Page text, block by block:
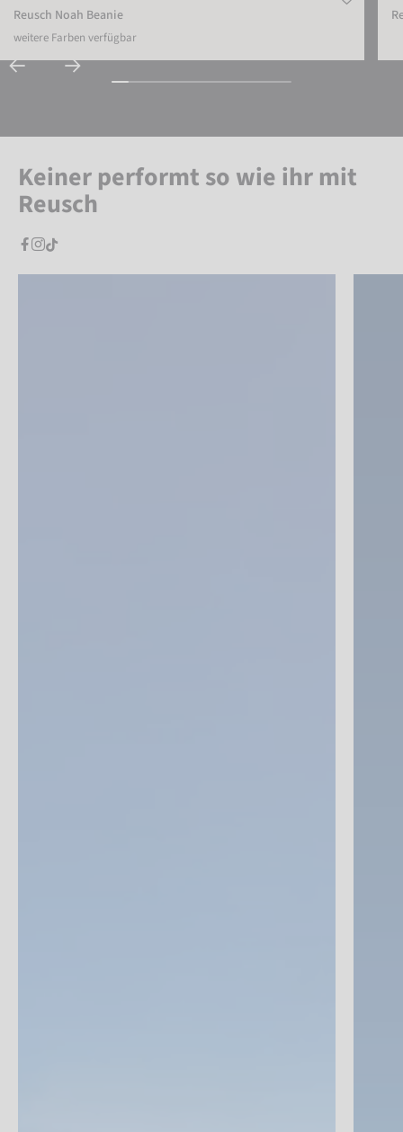
Reusch Noah Beanie
weitere Farben verfügbar
Keiner performt so wie ihr mit
Reusch